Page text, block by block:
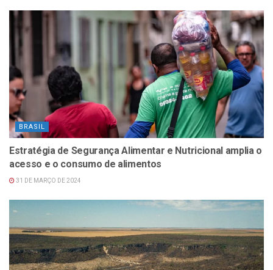
BRASIL
Estratégia de Segurança Alimentar e Nutricional amplia o
acesso e o consumo de alimentos
31 DE MARÇO DE 2024